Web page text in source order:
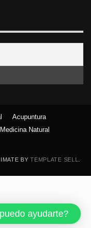
BYTEMPLATE SELL
Acupuntura
Natural
ayudarte?